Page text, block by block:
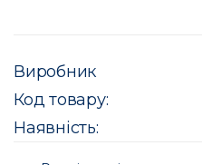
Виробник
Код товару:
Наявність: